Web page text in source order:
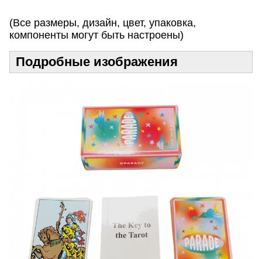
(Все размеры, дизайн, цвет, упаковка,
компоненты могут быть настроены)
Подробные изображения